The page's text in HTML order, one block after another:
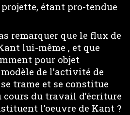
étant pro-tendue
remarquer que le flux de
lui-même , et que
pour objet
de l’activité de
trame et se constitue
du travail d’écriture
l’oeuvre de Kant ?